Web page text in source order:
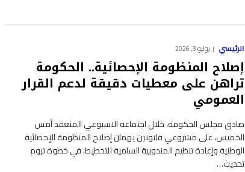
الرئيسي يوليو 3, 2026
إصلاح المنظومة الإحصائية.. الحكومة
تراهن على معطيات دقيقة لدعم القرار
العمومي
صادق مجلس الحكومة، خلال اجتماعه الاسبوعي المنعقد أمس
الخميس، على مشروعي قانونين يهمان إصلاح المنظومة الإحصائية
الوطنية وإعادة تنظيم المندوبية السامية للتخطيط. في خطوة تروم
تحديث…